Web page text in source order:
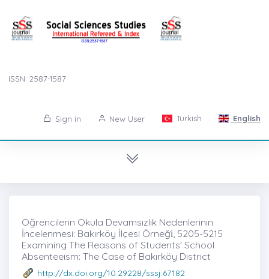
ISSN: 2587-1587
Sign in New User Turkish English
Öğrencilerin Okula Devamsızlık Nedenlerinin
İncelenmesi: Bakırköy İlçesi Örneği̇, 5205-5215
Examining The Reasons of Students' School
Absenteeism: The Case of Bakırköy District
http://dx.doi.org/10.29228/sssj.67182